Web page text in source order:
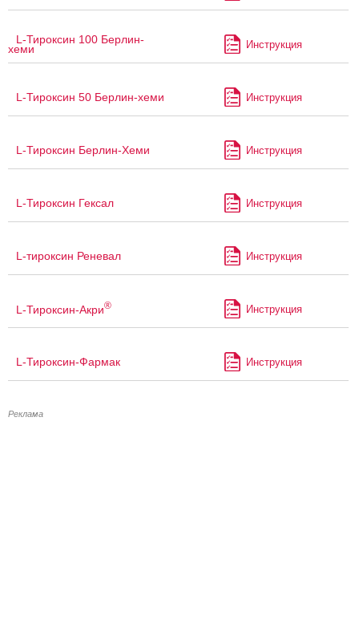
L-Тироксин 100 Берлин-
хеми Инструкция
L-Тироксин 50 Берлин-хеми Инструкция
L-Тироксин Берлин-Хеми Инструкция
L-Тироксин Гексал Инструкция
L-тироксин Реневал Инструкция
L-Тироксин-Акри® Инструкция
L-Тироксин-Фармак Инструкция
Реклама